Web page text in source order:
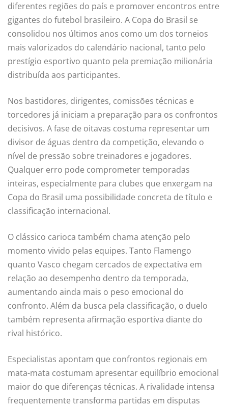
diferentes regiões do país e promover encontros entre
gigantes do futebol brasileiro. A Copa do Brasil se
consolidou nos últimos anos como um dos torneios
mais valorizados do calendário nacional, tanto pelo
prestígio esportivo quanto pela premiação milionária
distribuída aos participantes.
Nos bastidores, dirigentes, comissões técnicas e
torcedores já iniciam a preparação para os confrontos
decisivos. A fase de oitavas costuma representar um
divisor de águas dentro da competição, elevando o
nível de pressão sobre treinadores e jogadores.
Qualquer erro pode comprometer temporadas
inteiras, especialmente para clubes que enxergam na
Copa do Brasil uma possibilidade concreta de título e
classificação internacional.
O clássico carioca também chama atenção pelo
momento vivido pelas equipes. Tanto Flamengo
quanto Vasco chegam cercados de expectativa em
relação ao desempenho dentro da temporada,
aumentando ainda mais o peso emocional do
confronto. Além da busca pela classificação, o duelo
também representa afirmação esportiva diante do
rival histórico.
Especialistas apontam que confrontos regionais em
mata-mata costumam apresentar equilíbrio emocional
maior do que diferenças técnicas. A rivalidade intensa
frequentemente transforma partidas em disputas